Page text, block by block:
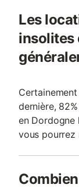
Les
insolites
dernière,
en Dordogne
vous pourrez